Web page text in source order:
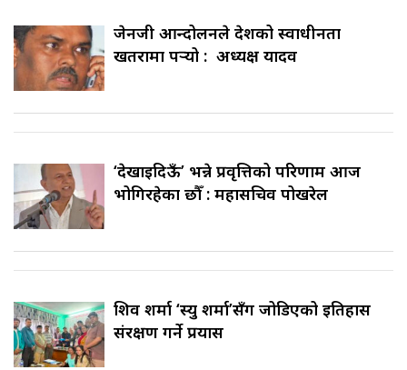
जेनजी आन्दोलनले देशको स्वाधीनता
खतरामा पर्‍यो : अध्यक्ष यादव
‘देखाइदिऊँ’ भन्ने प्रवृत्तिको परिणाम आज
भोगिरहेका छौँ : महासचिव पोखरेल
शिव शर्मा ‘स्यु शर्मा’सँग जोडिएको इतिहास
संरक्षण गर्ने प्रयास